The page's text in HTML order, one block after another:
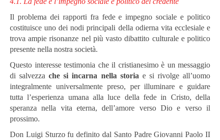
Il problema dei rapporti fra fede e impegno sociale e politico
costituisce uno dei nodi principali della odierna vita ecclesiale e
trova ampie risonanze nel più vasto dibattito culturale e politico
presente nella nostra società.
Questo interesse testimonia che il cristianesimo è un messaggio
di salvezzache si incarna nella storia e si rivolge all’uomo
integralmente universalmente preso, per illuminare e guidare
tutta l’esperienza umana alla luce della fede in Cristo, della
speranza nella vita eterna, dell’amore verso Dio e verso il
prossimo.
Don Luigi Sturzo fu definito dal Santo Padre Giovanni Paolo II